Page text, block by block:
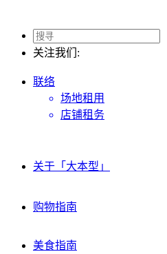
关注我们:
联络
场地租用
店铺租务
关于「大本型」
购物指南
美食指南